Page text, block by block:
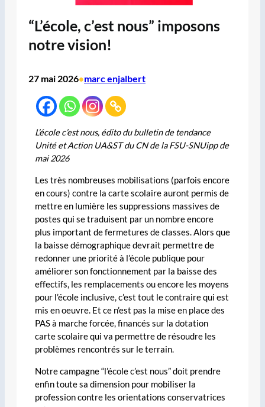
“L’école, c’est nous” imposons
notre vision!
27 mai 2026•marc enjalbert
L’école c’est nous, édito du bulletin de tendance
Unité et Action UA&ST du CN de la FSU-SNUipp de
mai 2026
Les très nombreuses mobilisations (parfois encore
en cours) contre la carte scolaire auront permis de
mettre en lumière les suppressions massives de
postes qui se traduisent par un nombre encore
plus important de fermetures de classes. Alors que
la baisse démographique devrait permettre de
redonner une priorité à l’école publique pour
améliorer son fonctionnement par la baisse des
effectifs, les remplacements ou encore les moyens
pour l’école inclusive, c’est tout le contraire qui est
mis en oeuvre. Et ce n’est pas la mise en place des
PAS à marche forcée, financés sur la dotation
carte scolaire qui va permettre de résoudre les
problèmes rencontrés sur le terrain.
Notre campagne “l’école c’est nous” doit prendre
enfin toute sa dimension pour mobiliser la
profession contre les orientations conservatrices